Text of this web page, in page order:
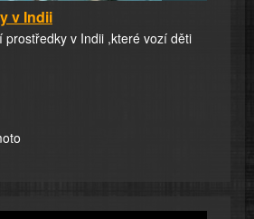
v Indii
prostředky v Indii ,které vozí děti